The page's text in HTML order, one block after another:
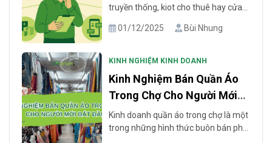
truyền thống, kiot cho thuê hay cửa
hàng giá sỉ cho tiểu thương uy tín là
tranh và lợi nhuận. Một nguồn hàng
nguyên tắc: giá nhập [...]
01/12/2025 Bùi Nhung
KINH NGHIỆM KINH DOANH
Kinh Nghiệm Bán Quần Áo
Trong Chợ Cho Người Mới
Bắt Đầu
Kinh doanh quần áo trong chợ là một
trong những hình thức buôn bán phổ